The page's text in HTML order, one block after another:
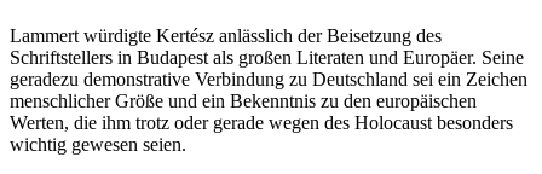
Lammert würdigte Kertész anlässlich der Beisetzung des
Schriftstellers in Budapest als großen Literaten und Europäer. Seine
geradezu demonstrative Verbindung zu Deutschland sei ein Zeichen
menschlicher Größe und ein Bekenntnis zu den europäischen
Werten, die ihm trotz oder gerade wegen des Holocaust besonders
wichtig gewesen seien.